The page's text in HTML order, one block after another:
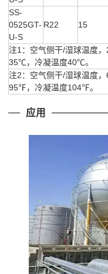
SS-
0525GT-
U-S
R22 15
注1：空气侧干/湿球温度
35℃，冷凝温度40℃。
注2：空气侧干/湿球温度
95℉，冷凝温度104℉。
应用